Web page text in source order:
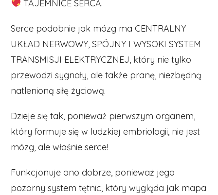
TAJEMNICE SERCA.
Serce podobnie jak mózg ma CENTRALNY
UKŁAD NERWOWY, SPÓJNY I WYSOKI SYSTEM
TRANSMISJI ELEKTRYCZNEJ, który nie tylko
przewodzi sygnały, ale także pranę, niezbędną
natlenioną siłę życiową.
Dzieje się tak, ponieważ pierwszym organem,
który formuje się w ludzkiej embriologii, nie jest
mózg, ale właśnie serce!
Funkcjonuje ono dobrze, ponieważ jego
pozorny system tętnic, który wygląda jak mapa